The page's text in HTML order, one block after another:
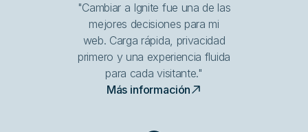
"Cambiar a Ignite fue una de las
mejores decisiones para mi
web. Carga rápida, privacidad
primero y una experiencia fluida
para cada visitante."
Más información